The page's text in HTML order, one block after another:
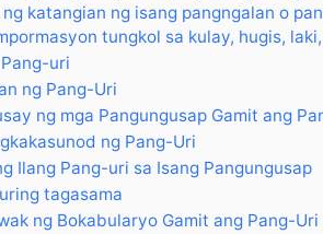
katangian ng isang pangngalan o
tungkol sa kulay, hugis,
uri
ng Pang-Uri
ng mga Pangungusap Gamit ang
ng Pang-Uri
Ilang Pang-uri sa Isang Pangungusap
tagasama
ng Bokabularyo Gamit ang Pang-Uri